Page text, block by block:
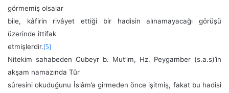
görmemiş olsalar
bile, kâfirin rivâyet ettiği bir hadisin alınamayacağı görüşü
üzerinde ittifak
etmişlerdir.[5]
Nitekim sahabeden Cubeyr b. Mut’im, Hz. Peygamber (s.a.s)’in
akşam namazında Tûr
sûresini okuduğunu İslâm’a girmeden önce işitmiş, fakat bu hadisi